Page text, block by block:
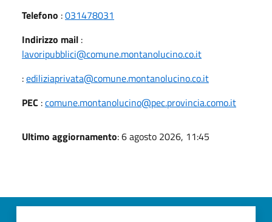
Telefono :031478031
Indirizzo mail :
lavoripubblici@comune.montanolucino.co.it
:ediliziaprivata@comune.montanolucino.co.it
PEC :comune.montanolucino@pec.provincia.como.it
Ultimo aggiornamento: 6 agosto 2026, 11:45